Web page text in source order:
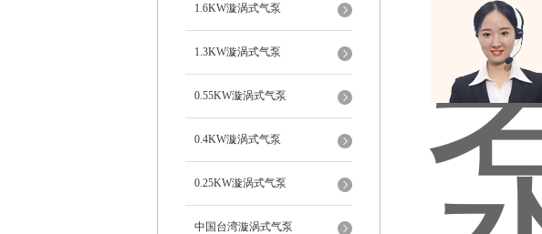
1.6KW漩涡式气泵
1.3KW漩涡式气泵
0.55KW漩涡式气泵
0.4KW漩涡式气泵
0.25KW漩涡式气泵
中国台湾漩涡式气泵